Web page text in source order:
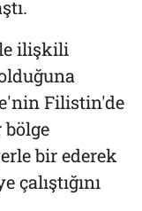
ilişkili
Filistin'de
bölge
bir ederek